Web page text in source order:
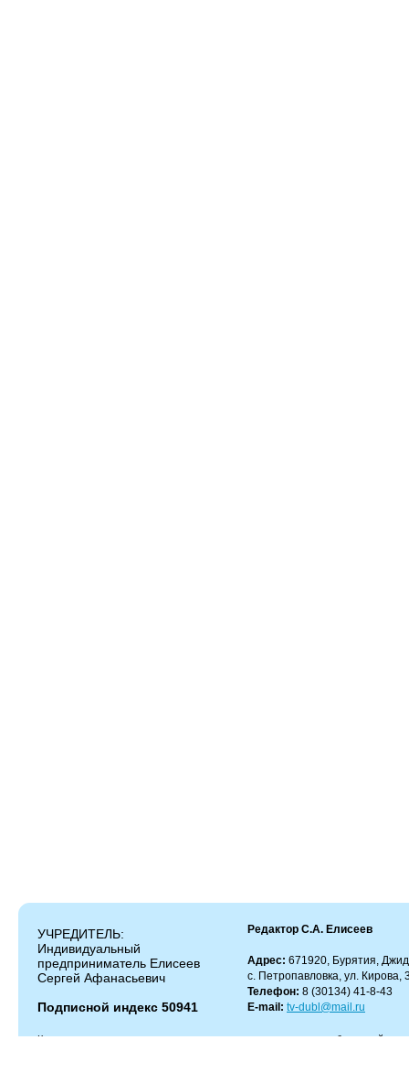
УЧРЕДИТЕЛЬ:
Индивидуальный
предприниматель Елисеев
Сергей Афанасьевич
Подписной индекс 50941
Редактор С.А. Елисеев
Адрес: 671920, Бурятия,
с. Петропавловка, ул. Кирова,
Телефон: 8 (30134) 41-8-43
E-mail: tv-dubl@mail.ru
Копирование и цитирование материалов разрешено только с работающей